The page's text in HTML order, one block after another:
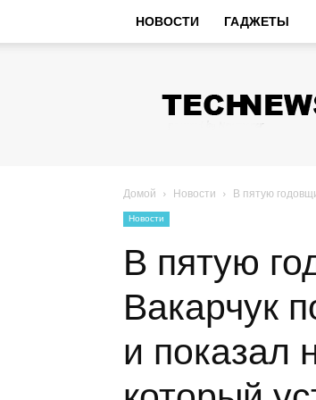
НОВОСТИ ГАДЖЕТЫ
Новости
Домой Новости В пятую
Новости
В пятую
Вакарчук
и показал